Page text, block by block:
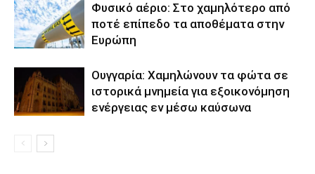
Φυσικό αέριο: Στο χαμηλότερο από
ποτέ επίπεδο τα αποθέματα στην
Ευρώπη
Ουγγαρία: Χαμηλώνουν τα φώτα σε
ιστορικά μνημεία για εξοικονόμηση
ενέργειας εν μέσω καύσωνα